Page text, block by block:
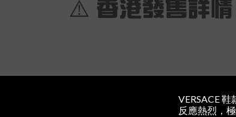
⚠️ 香港發售詳
VERSACE
反應熱烈，極